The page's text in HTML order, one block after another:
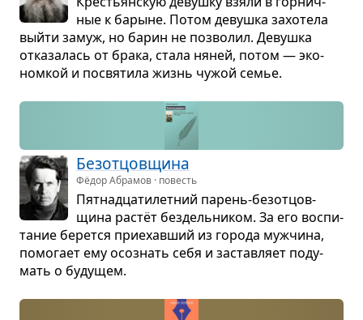
ные к барыне. Потом девушка захо­тела
выйти замуж, но барин не поз­во­лил. Девушка
отка­за­лась от брака, стала няней, потом — эко­
ном­кой и посвя­тила жизнь чужой семье.
Без­от­цов­щина
Фёдор Абрамов · повесть
Пят­надца­ти­лет­ний парень-без­от­цов­
щина растёт без­дель­ни­ком. За его вос­пи­
та­ние берется при­е­хав­ший из города муж­чина,
помо­гает ему осо­знать себя и застав­ляет поду­
мать о буду­щем.